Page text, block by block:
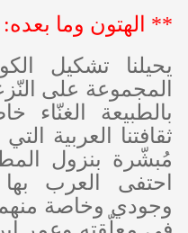
** الهتون وما بعده:
يحيلنا تشكيل
المجموعة على
بالطبيعة
ثقافتنا العربية
مُبشّرة بنزول
احتفى العرب
وجودي وخاصة